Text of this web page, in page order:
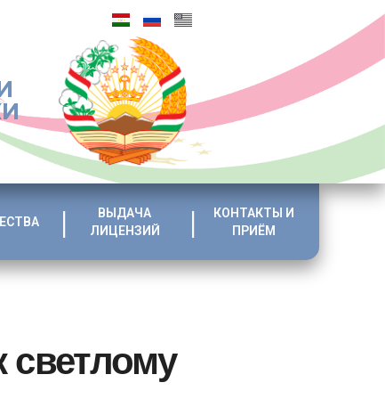
ВЫДАЧА
ЛИЦЕНЗИЙ
КОНТАКТЫ И
ПРИЁМ